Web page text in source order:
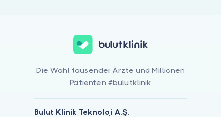
Die Wahl tausender Ärzte und Millionen
Patienten #bulutklinik
Bulut Klinik Teknoloji A.Ş.